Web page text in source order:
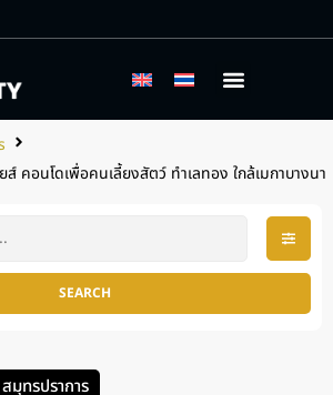
ส์ คอนโดเพื่อคนเลี้ยงสัตว์ ทำเลทอง ใกล้เมกาบางนา
SEARCH
สมุทรปราการ